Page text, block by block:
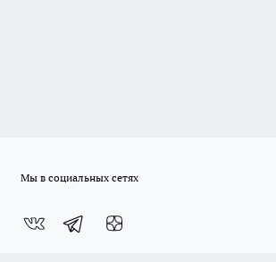
Мы в социальных сетях